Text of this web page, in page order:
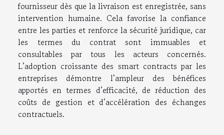
fournisseur dès que la livraison est enregistrée, sans
intervention humaine. Cela favorise la confiance
entre les parties et renforce la sécurité juridique, car
les termes du contrat sont immuables et
consultables par tous les acteurs concernés.
L’adoption croissante des smart contracts par les
entreprises démontre l’ampleur des bénéfices
apportés en termes d’efficacité, de réduction des
coûts de gestion et d’accélération des échanges
contractuels.